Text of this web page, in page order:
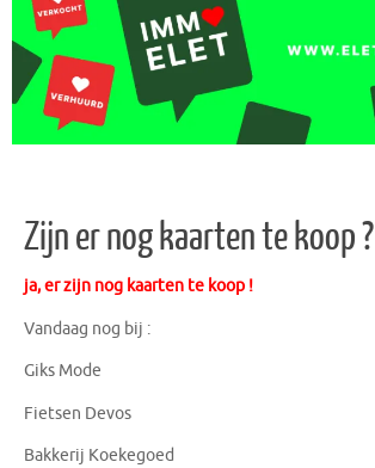
Zijn er nog kaarten te koop ?
ja, er zijn nog kaarten te koop !
Vandaag nog bij :
Giks Mode
Fietsen Devos
Bakkerij Koekegoed